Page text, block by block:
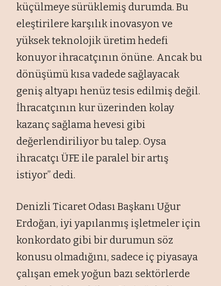
küçülmeye sürüklemiş durumda. Bu
eleştirilere karşılık inovasyon ve
yüksek teknolojik üretim hedefi
konuyor ihracatçının önüne. Ancak bu
dönüşümü kısa vadede sağlayacak
geniş altyapı henüz tesis edilmiş değil.
İhracatçının kur üzerinden kolay
kazanç sağlama hevesi gibi
değerlendiriliyor bu talep. Oysa
ihracatçı ÜFE ile paralel bir artış
istiyor” dedi.
Denizli Ticaret Odası Başkanı Uğur
Erdoğan, iyi yapılanmış işletmeler için
konkordato gibi bir durumun söz
konusu olmadığını, sadece iç piyasaya
çalışan emek yoğun bazı sektörlerde